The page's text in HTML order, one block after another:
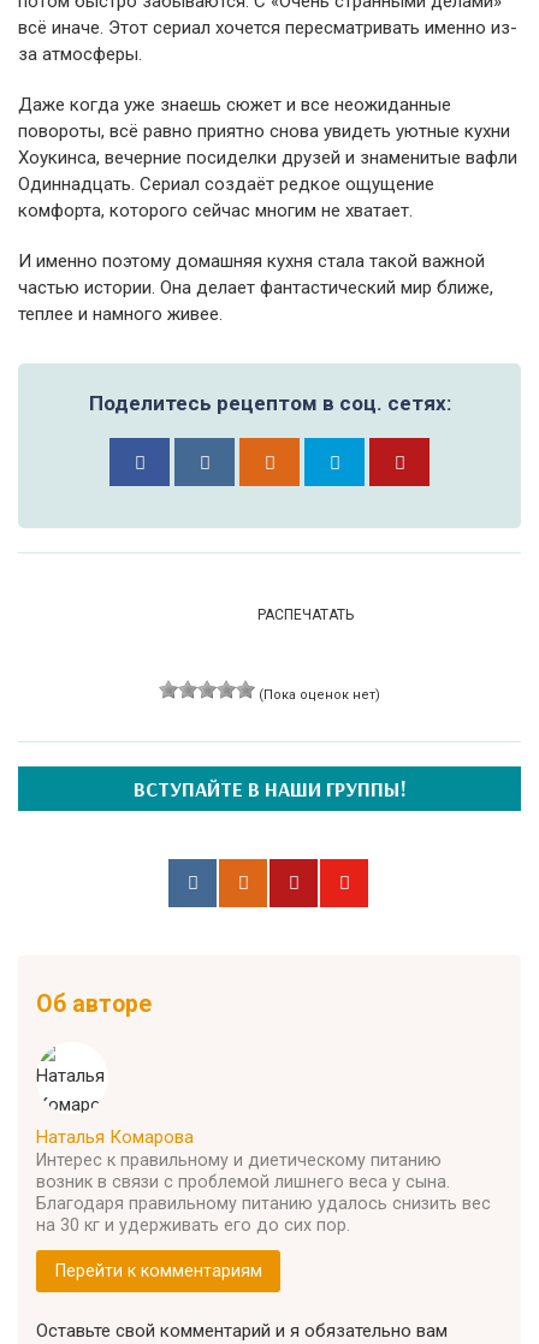
всё иначе. Этот сериал хочется пересматривать именно из-
за атмосферы.
Даже когда уже знаешь сюжет и все неожиданные
повороты, всё равно приятно снова увидеть уютные кухни
Хоукинса, вечерние посиделки друзей и знаменитые вафли
Одиннадцать. Сериал создаёт редкое ощущение
комфорта, которого сейчас многим не хватает.
И именно поэтому домашняя кухня стала такой важной
частью истории. Она делает фантастический мир ближе,
теплее и намного живее.
Поделитесь рецептом в соц. сетях:
РАСПЕЧАТАТЬ
(Пока оценок нет)
ВСТУПАЙТЕ В НАШИ ГРУППЫ!
Об авторе
Наталья Комарова
Интерес к правильному и диетическому питанию
возник в связи с проблемой лишнего веса у сына.
Благодаря правильному питанию удалось снизить вес
на 30 кг и удерживать его до сих пор.
Перейти к комментариям
Оставьте свой комментарий и я обязательно вам